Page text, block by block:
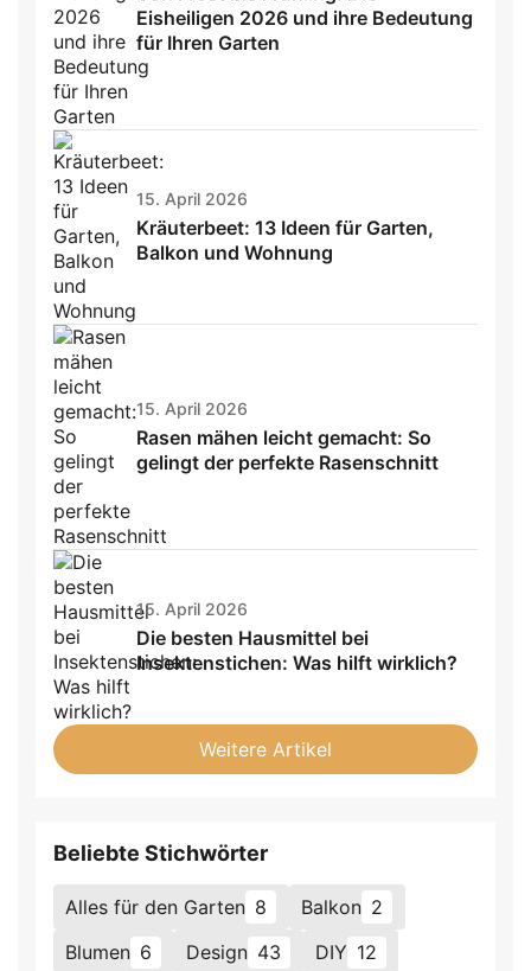
Eisheiligen 2026 und ihre Bedeutung
für Ihren Garten
15. April 2026
Kräuterbeet: 13 Ideen für Garten,
Balkon und Wohnung
15. April 2026
Rasen mähen leicht gemacht: So
gelingt der perfekte Rasenschnitt
15. April 2026
Die besten Hausmittel bei
Insektenstichen: Was hilft wirklich?
Weitere Artikel
Beliebte Stichwörter
Alles für den Garten 8 Balkon 2
Blumen 6 Design 43 DIY 12